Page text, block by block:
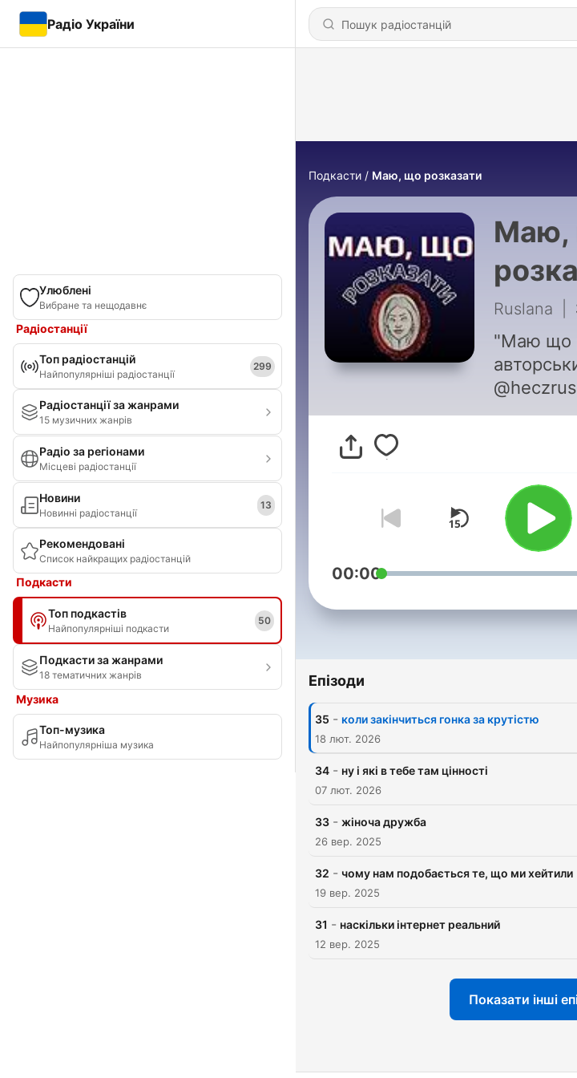
Радіо України
Улюблені
Вибране та нещодавнє
Радіостанції
Топ радіостанцій
Найпопулярніші радіостанції
299
Радіостанції за жанрами
15 музичних жанрів
Радіо за регіонами
Місцеві радіостанції
Новини
Новинні радіостанції
13
Рекомендовані
Список найкращих радіостанцій
Подкасти
Топ подкастів
Найпопулярніші подкасти
50
Подкасти за жанрами
18 тематичних жанрів
Музика
Топ-музика
Найпопулярніша музика
Подкасти Маю, що розказати
Маю,
Ruslana
"Маю що
яких
тобі
00:00
Епізоди
35 - коли закінчиться гонка за крутістю
18 лют. 2026
34 - ну і які в тебе там цінності
07 лют. 2026
33 - жіноча дружба
26 вер. 2025
32 - чому нам подобається те, що ми хейтили
19 вер. 2025
31 - наскільки інтернет реальний
12 вер. 2025
Показати інші